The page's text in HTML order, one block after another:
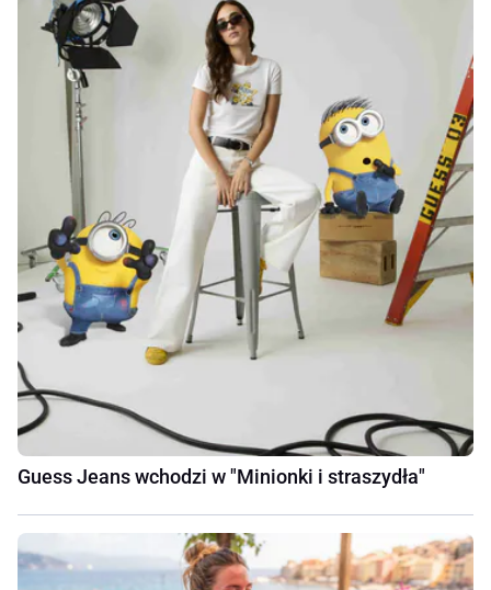
Guess Jeans wchodzi w "Minionki i straszydła"